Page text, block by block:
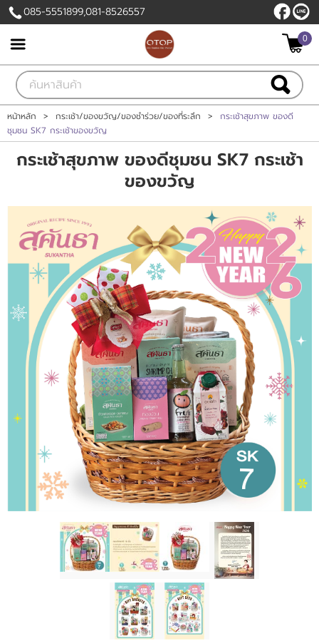
เข้าสู่ระบบ สมัครสมาชิก
สินค้าที่สนใจ ( 0 )
หน้าหลัก
แบรนด์
แผนกสินค้า
บัญชีผู้ใช้
ติดต่อเรา
ขั้นตอนการสั่งซื้อ
แจ้งชำระเงิน
085-5551899,081-8526557
0
หน้าหลัก > กระเช้า/ของขวัญ/ของชำร่วย/ของที่ระลึก >
กระเช้าสุขภาพ ของดี
ชุมชน SK7 กระเช้าของขวัญ
กระเช้าสุขภาพ ของดีชุมชน SK7 กระเช้า
ของขวัญ